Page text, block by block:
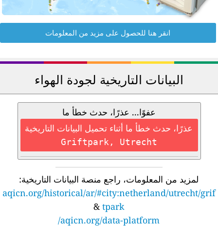
انقر هنا للحصول على مزيد من المعلومات
البيانات التاريخية لجودة الهواء
عفوًا... عذرًا، حدث خطأ ما
عذرًا، حدث خطأ ما أثناء تحميل البيانات التاريخية
Griftpark, Utrecht
لمزيد من المعلومات، راجع منصة البيانات التاريخية:
aqicn.org/historical/ar/#city:netherland/utrecht/grif
tpark
&
aqicn.org/data-platform/